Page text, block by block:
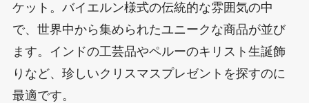
ケット。バイエルン様式の伝統的な雰囲気の中
で、世界中から集められたユニークな商品が並び
ます。インドの工芸品やペルーのキリスト生誕飾
りなど、珍しいクリスマスプレゼントを探すのに
最適です。